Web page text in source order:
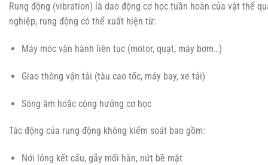
Rung động (vibration) là dao động cơ học tuần hoàn của vật thể
nghiệp, rung động có thể xuất hiện từ:
Máy móc vận hành liên tục (motor, quạt, máy bơm…)
Giao thông vận tải (tàu cao tốc, máy bay, xe tải)
Sóng âm hoặc cộng hưởng cơ học
Tác động của rung động không kiểm soát bao gồm:
Nới lỏng kết cấu, gãy mối hàn, nứt bề mặt